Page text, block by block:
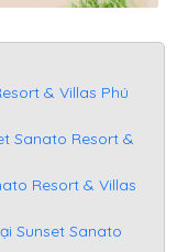
& Villas Phú
Sanato Resort &
Resort & Villas
Sunset Sanato